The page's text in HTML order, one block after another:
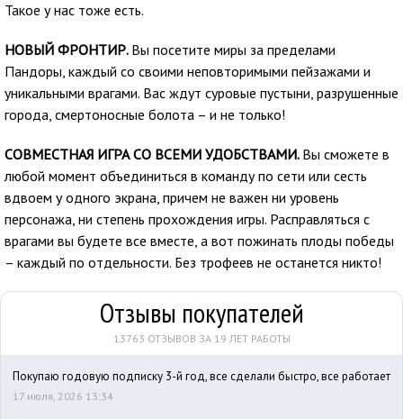
Такое у нас тоже есть.
НОВЫЙ ФРОНТИР. Вы посетите миры за пределами
Пандоры, каждый со своими неповторимыми пейзажами и
уникальными врагами. Вас ждут суровые пустыни, разрушенные
города, смертоносные болота – и не только!
СОВМЕСТНАЯ ИГРА СО ВСЕМИ УДОБСТВАМИ. Вы сможете в
любой момент объединиться в команду по сети или сесть
вдвоем у одного экрана, причем не важен ни уровень
персонажа, ни степень прохождения игры. Расправляться с
врагами вы будете все вместе, а вот пожинать плоды победы
– каждый по отдельности. Без трофеев не останется никто!
Отзывы покупателей
13763 ОТЗЫВОВ ЗА 19 ЛЕТ РАБОТЫ
Покупаю годовую подписку 3-й год, все сделали быстро, все работает
17 июля, 2026 13:34